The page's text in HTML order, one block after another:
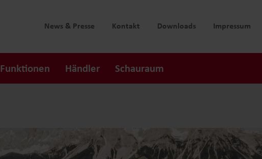
News & Presse Kontakt Downloads Impressum
Funktionen Händler Schauraum